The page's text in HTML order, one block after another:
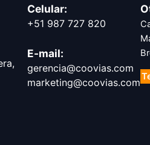
Celular:
+51 987 727 820
E-mail:
gerencia@coovias.com
marketing@coovias.com